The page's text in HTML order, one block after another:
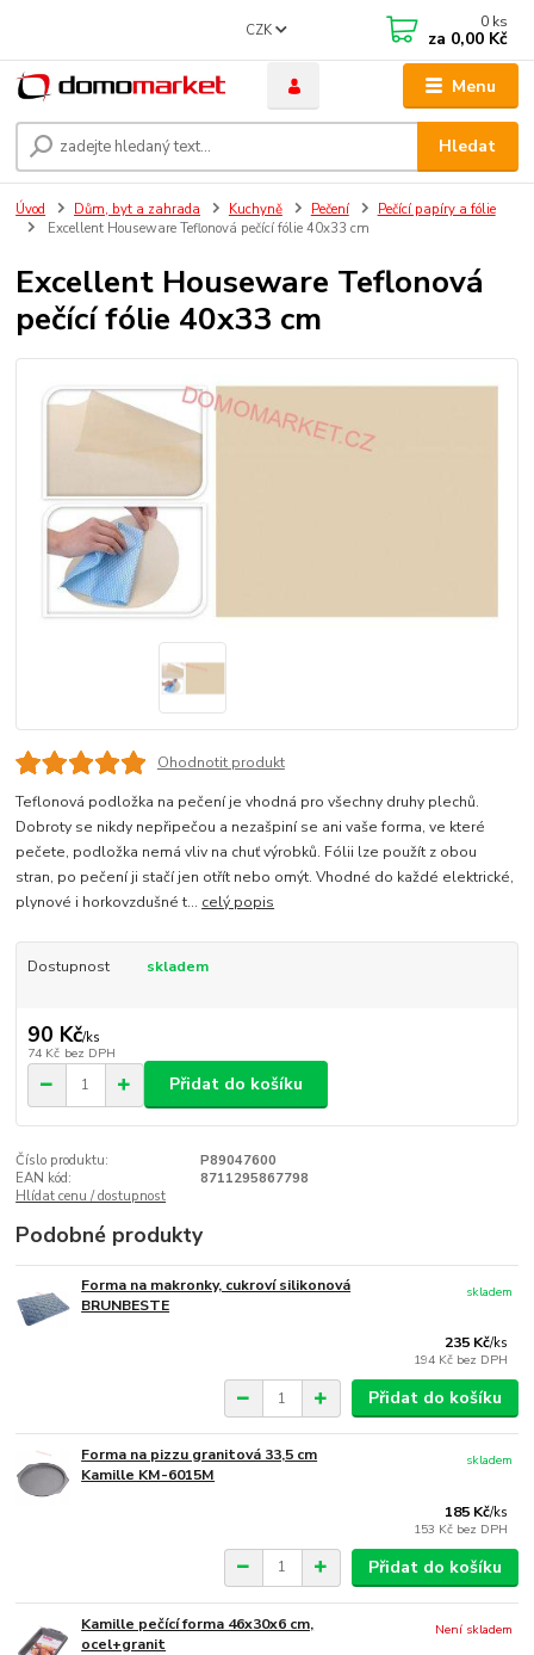
Menu
CZK
Hledat
0 ks
za 0,00 Kč
Úvod Dům, byt a zahrada Kuchyně Pečení
Pečící papíry a fólie
Excellent Houseware Teflonová pečící fólie 40x33 cm
Excellent Houseware Teflonová
pečící fólie 40x33 cm
Ohodnotit produkt
Teflonová podložka na pečení je vhodná pro všechny druhy plechů.
Dobroty se nikdy nepřipečou a nezašpiní se ani vaše forma, ve které
pečete, podložka nemá vliv na chuť výrobků. Fólii lze použít z obou
stran, po pečení ji stačí jen otřít nebo omýt. Vhodné do každé elektrické,
plynové i horkovzdušné t... celý popis
Dostupnost skladem
90 Kč/ks
74 Kč bez DPH
Přidat do košíku
Číslo produktu:
P89047600
EAN kód:
8711295867798
Hlídat cenu / dostupnost
Podobné produkty
Forma na makronky, cukroví silikonová
BRUNBESTE
235 Kč/ks
194 Kč bez DPH
skladem
Přidat do košíku
Forma na pizzu granitová 33,5 cm
Kamille KM-6015M
185 Kč/ks
153 Kč bez DPH
skladem
Přidat do košíku
Kamille pečící forma 46x30x6 cm,
ocel+granit
Není skladem